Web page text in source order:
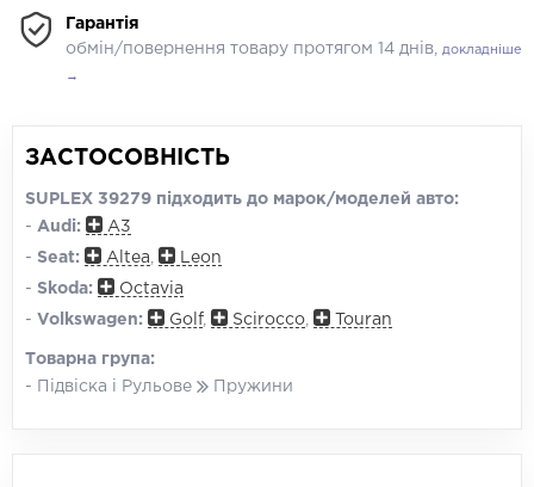
Гарантія
обмін/повернення товару протягом 14 днів, докладніше
→
ЗАСТОСОВНІСТЬ
SUPLEX 39279 підходить до марок/моделей авто:
- Audi: A3
- Seat: Altea Leon
- Skoda: Octavia
- Volkswagen: Golf, Scirocco Touran
Товарна група:
- Підвіска і Рульове
Пружини